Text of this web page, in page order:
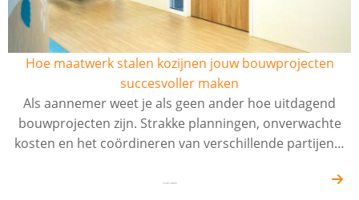
Hoe maatwerk stalen kozijnen jouw bouwprojecten
succesvoller maken
Als aannemer weet je als geen ander hoe uitdagend
bouwprojecten zijn. Strakke planningen, onverwachte
kosten en het coördineren van verschillende partijen…
13-01-2025